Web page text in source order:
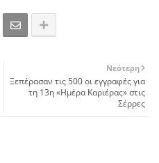
Νεότερη
Ξεπέρασαν τις 500 οι εγγραφές για
τη 13η «Ημέρα Καριέρας» στις
Σέρρες